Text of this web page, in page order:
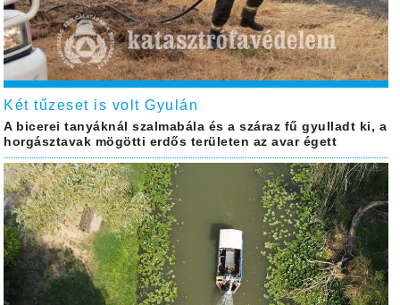
Két tűzeset is volt Gyulán
A bicerei tanyáknál szalmabála és a száraz fű gyulladt ki, a
horgásztavak mögötti erdős területen az avar égett